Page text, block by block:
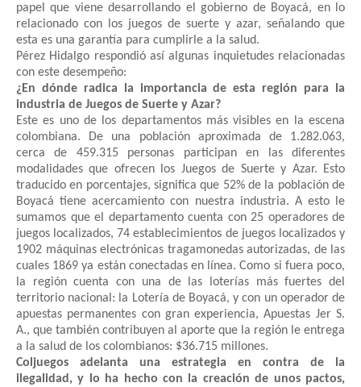
papel que viene desarrollando el gobierno de Boyacá, en lo
relacionado con los juegos de suerte y azar, señalando que
esta es una garantía para cumplirle a la salud.
Pérez Hidalgo respondió así algunas inquietudes relacionadas
con este desempeño:
¿En dónde radica la importancia de esta región para la
industria de Juegos de Suerte y Azar?
Este es uno de los departamentos más visibles en la escena
colombiana. De una población aproximada de 1.282.063,
cerca de 459.315 personas participan en las diferentes
modalidades que ofrecen los Juegos de Suerte y Azar. Esto
traducido en porcentajes, significa que 52% de la población de
Boyacá tiene acercamiento con nuestra industria. A esto le
sumamos que el departamento cuenta con 25 operadores de
juegos localizados, 74 establecimientos de juegos localizados y
1902 máquinas electrónicas tragamonedas autorizadas, de las
cuales 1869 ya están conectadas en línea. Como si fuera poco,
la regióncuenta con una de las loterías más fuertes del
territorio nacional: la Lotería de Boyacá, y con un operador de
apuestas permanentes con gran experiencia, Apuestas Jer S.
A., que también contribuyen al aporte que la región le entrega
a la salud de los colombianos: $36.715 millones.
Coljuegos adelanta una estrategia en contra de la
ilegalidad, y lo ha hecho con la creación de unos pactos,